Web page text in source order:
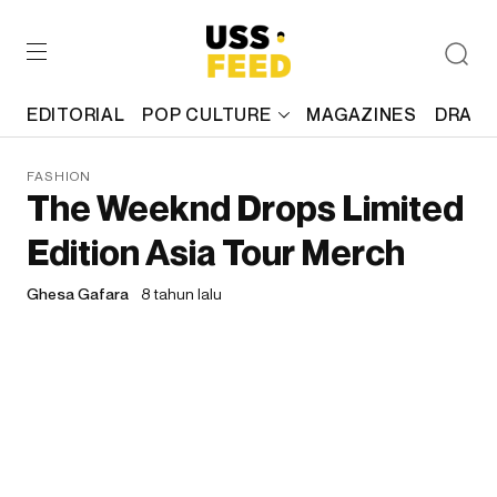
EDITORIAL POP CULTURE MAGAZINES
FASHION
The Weeknd Drops Limited
Edition Asia Tour Merch
Ghesa Gafara 8 tahun lalu